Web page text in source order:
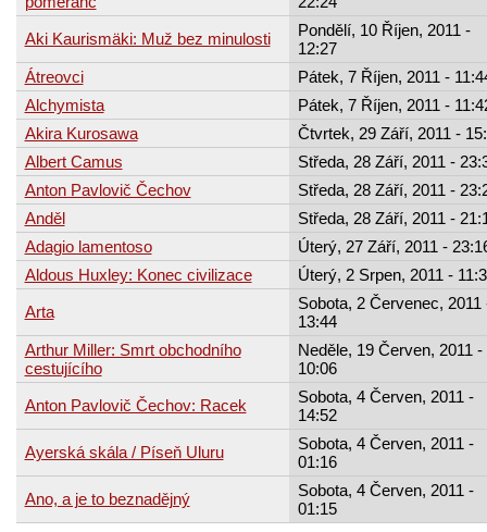
Aki Kaurismäki: Muž bez minulosti
Pondělí, 10 Říjen, 2011 -
12:27
Átreovci
Pátek, 7 Říjen, 2011 -
Alchymista
Pátek, 7 Říjen, 2011 -
Akira Kurosawa
Čtvrtek, 29 Září, 2011 -
Albert Camus
Středa, 28 Září, 2011 -
Anton Pavlovič Čechov
Středa, 28 Září, 2011 -
Anděl
Středa, 28 Září, 2011 -
Adagio lamentoso
Úterý, 27 Září, 2011 -
Aldous Huxley: Konec civilizace
Úterý, 2 Srpen, 2011 -
Arta
Sobota, 2 Červenec, 2011
13:44
Arthur Miller: Smrt obchodního
cestujícího
Neděle, 19 Červen, 2011 -
10:06
Anton Pavlovič Čechov: Racek
Sobota, 4 Červen, 2011 -
14:52
Ayerská skála / Píseň Uluru
Sobota, 4 Červen, 2011 -
01:16
Ano, a je to beznadějný
Sobota, 4 Červen, 2011 -
01:15